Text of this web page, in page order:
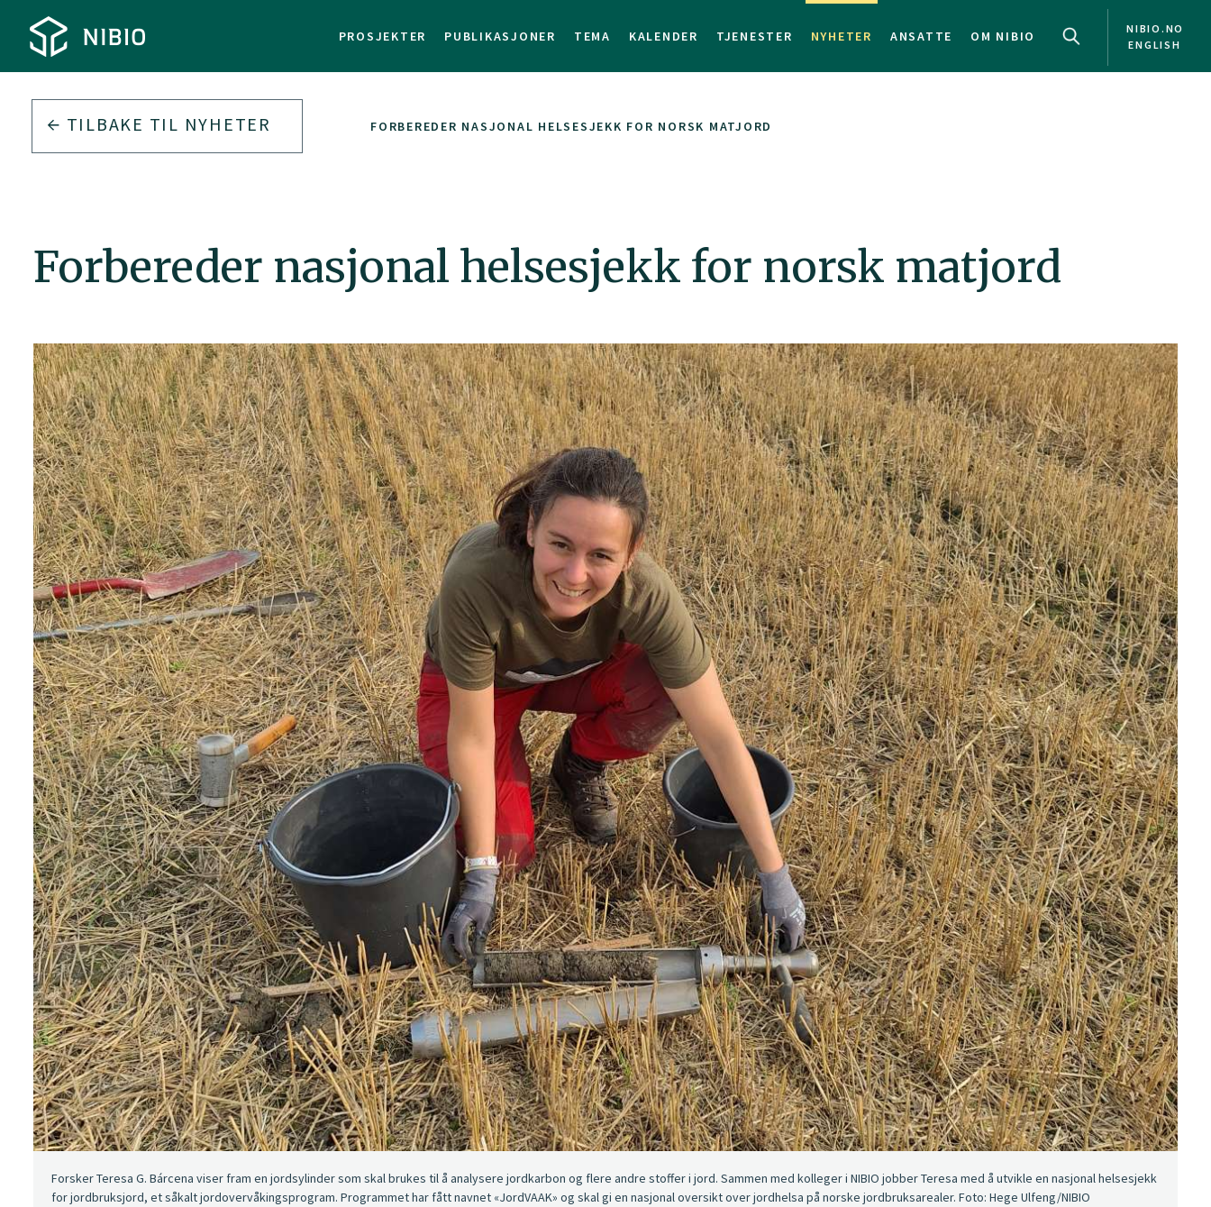
PROSJEKTER PUBLIKASJONER TEMA KALENDER TJENESTER NYHETER ANSATTE OM NIBIO
NIBIO.NO
ENGLISH
TILBAKE TIL NYHETER FORBEREDER NASJONAL HELSESJEKK FOR NORSK MATJORD
Forbereder nasjonal helsesjekk for norsk matjord
Forsker Teresa G. Bárcena viser fram en jordsylinder som skal brukes til å analysere jordkarbon og flere andre stoffer i jord. Sammen med kolleger i NIBIO jobber Teresa med å utvikle en nasjonal helsesjekk
for jordbruksjord, et såkalt jordovervåkingsprogram. Programmet har fått navnet «JordVAAK» og skal gi en nasjonal oversikt over jordhelsa på norske jordbruksarealer. Foto: Hege Ulfeng/NIBIO